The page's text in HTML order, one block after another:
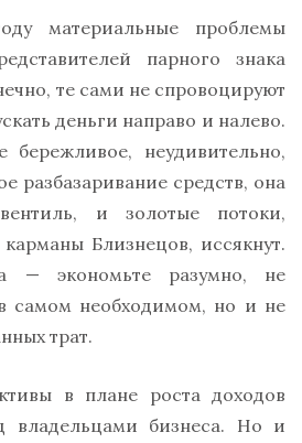
материальные проблемы
парного знака
те сами не спровоцируют
деньги направо и налево.
неудивительно,
разбазаривание средств, она
и золотые потоки,
Близнецов, иссякнут.
— экономьте разумно, не
самом необходимом, но и не
трат.
в плане роста доходов
владельцами бизнеса. Но и